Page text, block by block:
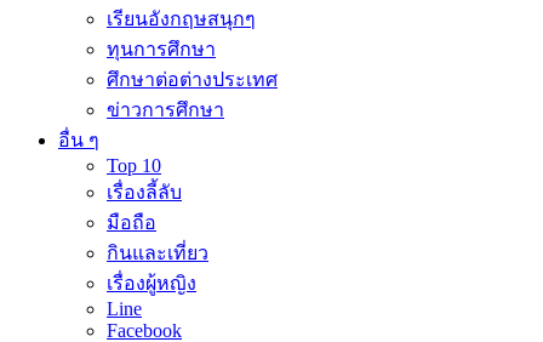
เรียนอังกฤษสนุกๆ
ทุนการศึกษา
ศึกษาต่อต่างประเทศ
ข่าวการศึกษา
อื่น ๆ
Top 10
เรื่องลี้ลับ
มือถือ
กินและเที่ยว
เรื่องผู้หญิง
Line
Facebook